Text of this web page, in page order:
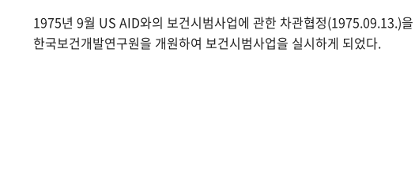
1975년 9월 US AID와의 보건시범사업에 관한 차관협정(1975.09.13.)
한국보건개발연구원을 개원하여 보건시범사업을 실시하게 되었다.